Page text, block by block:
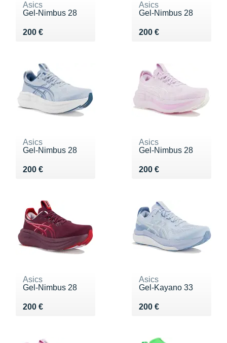
Asics
Gel-Nimbus 28
200 €
Vendu 200 €
Asics
Gel-Nimbus 28
200 €
Vendu 200 €
Asics
Gel-Nimbus 28
200 €
Vendu 200 €
Asics
Gel-Nimbus 28
200 €
Vendu 200 €
Asics
Gel-Nimbus 28
200 €
Vendu 200 €
Asics
Gel-Kayano 33
200 €
Vendu 200 €